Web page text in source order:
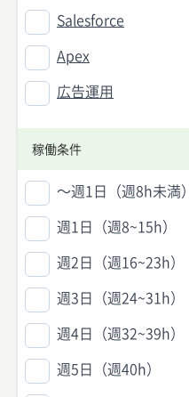
Salesforce
Apex
広告運用
稼働条件
〜週1日（週8h未満）
週1日（週8~15h）
週2日（週16~23h）
週3日（週24~31h）
週4日（週32~39h）
週5日（週40h）